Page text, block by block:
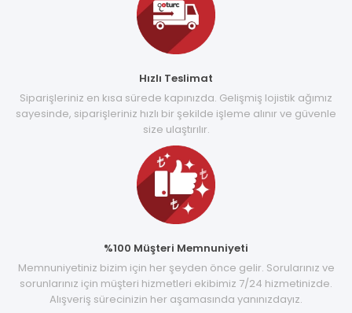
Hızlı Teslimat
Siparişleriniz en kısa sürede kapınızda. Gelişmiş lojistik ağımız
sayesinde, siparişleriniz hızlı bir şekilde işleme alınır ve güvenle
size ulaştırılır.
%100 Müşteri Memnuniyeti
Memnuniyetiniz bizim için her şeyden önce gelir. Sorularınız ve
sorunlarınız için müşteri hizmetleri ekibimiz 7/24 hizmetinizde.
Alışveriş sürecinizin her aşamasında yanınızdayız.